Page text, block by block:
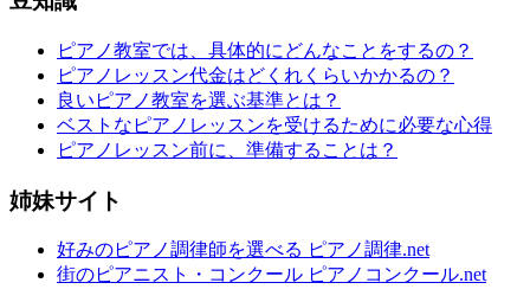
ピアノ教室では、具体的にどんなことをするの？
ピアノレッスン代金はどくれくらいかかるの？
良いピアノ教室を選ぶ基準とは？
ベストなピアノレッスンを受けるために必要な心得
ピアノレッスン前に、準備することは？
姉妹サイト
好みのピアノ調律師を選べる ピアノ調律.net
街のピアニスト・コンクール ピアノコンクール.net